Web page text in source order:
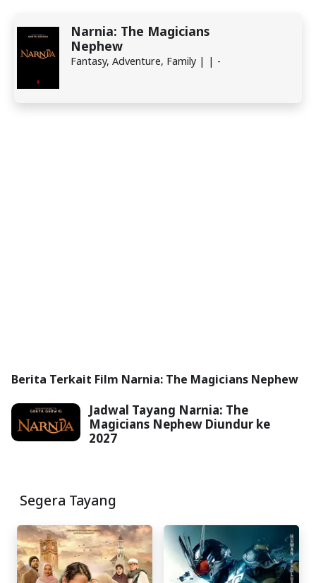
Narnia: The Magicians
Nephew
Fantasy, Adventure, Family | | -
Berita Terkait Film Narnia: The Magicians Nephew
Jadwal Tayang Narnia: The
Magicians Nephew Diundur ke
2027
Segera Tayang